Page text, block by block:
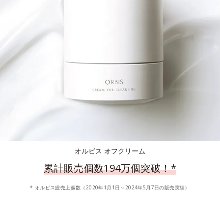
オルビス オフクリーム
累計販売個数194万個突破！*
* オルビス総売上個数（2020年1月1日～2024年5月7日の販売実績）